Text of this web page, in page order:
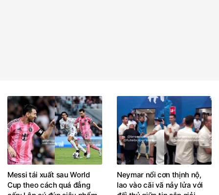
Messi tái xuất sau World
Cup theo cách quá đẳng
Neymar nổi cơn thịnh nộ,
lao vào cãi vã nảy lửa với